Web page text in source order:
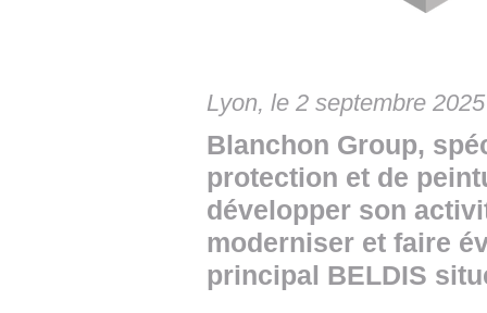
👉
Lyon, le 2 septembre 2025
Blanchon Group,
protection et de
développer son
moderniser et faire
principal BELDIS